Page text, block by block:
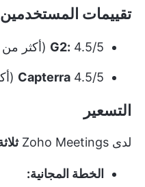
تقييمات المستخدمين
G2: 4.5/5 (أكثر من 700 تقييم)
Capterra 4.5/5 (أكثر من 400 تقييم)
التسعير
لدى Zoho Meetings
الخطة المجانية: